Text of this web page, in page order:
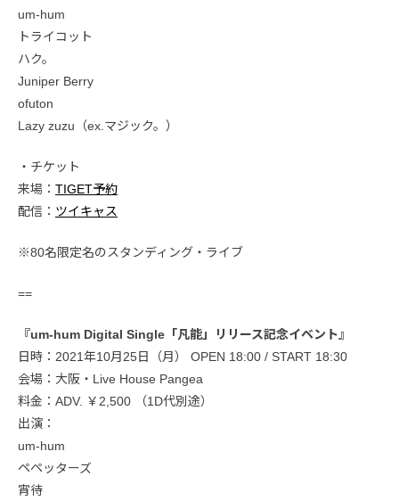
um-hum
トライコット
ハク。
Juniper Berry
ofuton
Lazy zuzu（ex.マジック。）
・チケット
来場： TIGET予約
配信： ツイキャス
※80名限定名のスタンディング・ライブ
==
『um-hum Digital Single「凡能」リリース記念イベント』
日時：2021年10月25日（月） OPEN 18:00 / START 18:30
会場：大阪・Live House Pangea
料金：ADV. ￥2,500 （1D代別途）
出演：
um-hum
ペペッターズ
宵待